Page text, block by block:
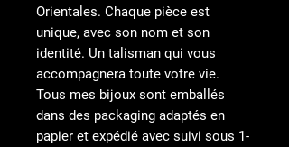
Orientales. Chaque pièce est
unique, avec son nom et son
identité. Un talisman qui vous
accompagnera toute votre vie.
Tous mes bijoux sont emballés
dans des packaging adaptés en
papier et expédié avec suivi sous 1-